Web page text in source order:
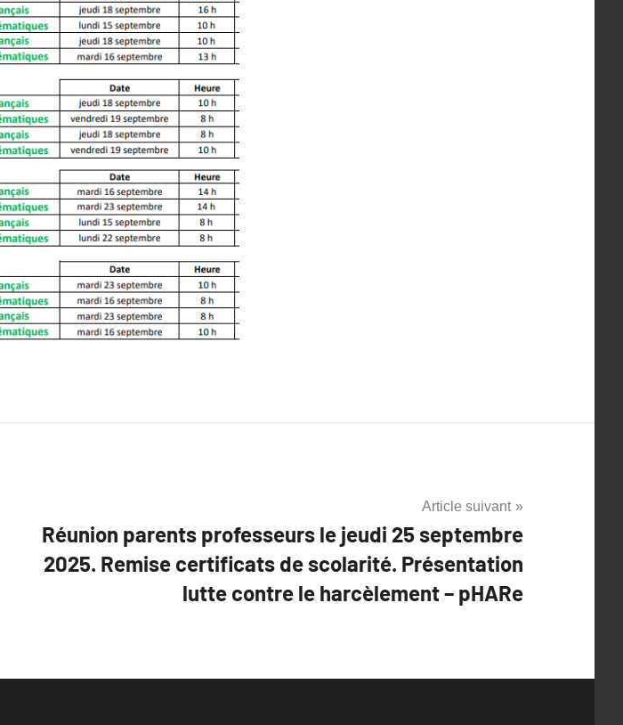
Article suivant
Réunion parents professeurs le jeudi 25 septembre
2025. Remise certificats de scolarité. Présentation
lutte contre le harcèlement – pHARe